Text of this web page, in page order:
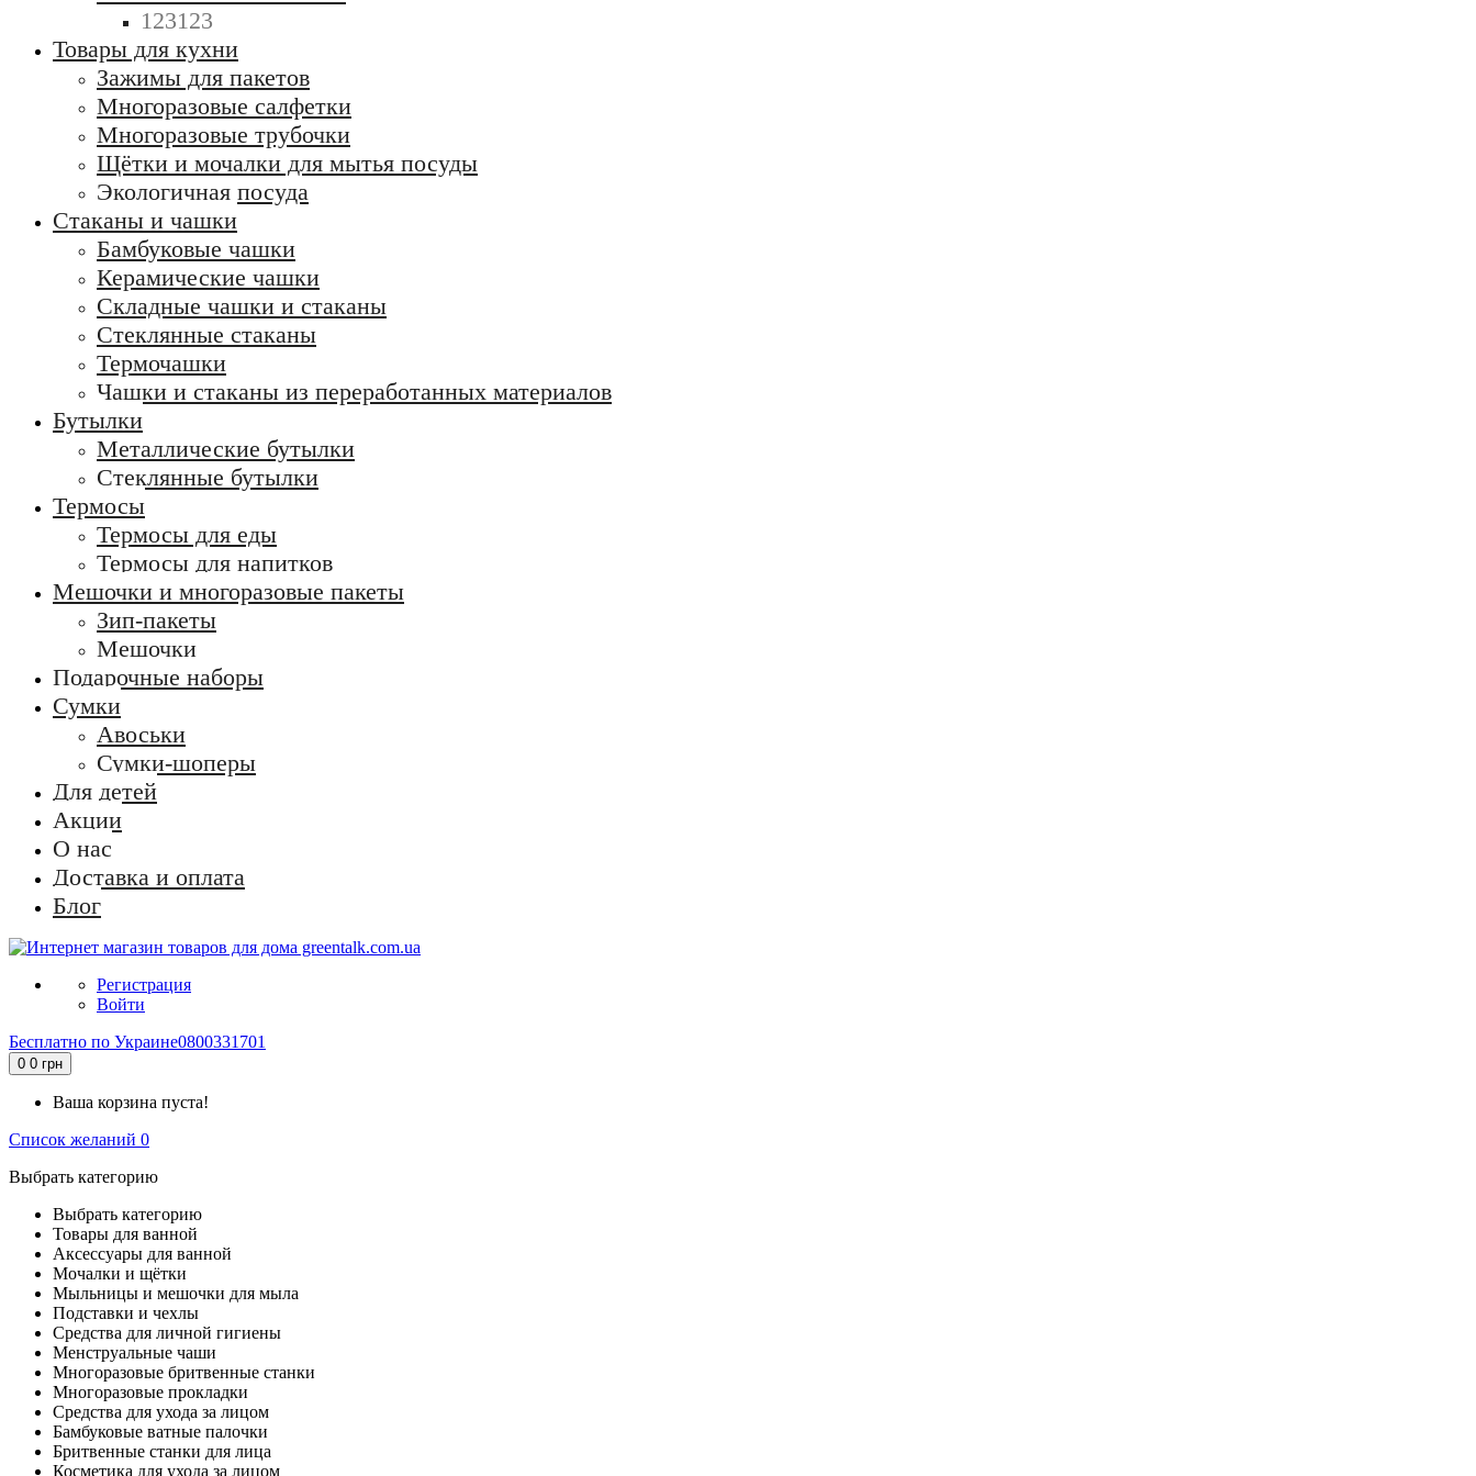
123123
Товары для кухни
Зажимы для пакетов
Многоразовые салфетки
Многоразовые трубочки
Щётки и мочалки для мытья посуды
Экологичная посуда
Стаканы и чашки
Бамбуковые чашки
Керамические чашки
Складные чашки и стаканы
Стеклянные стаканы
Термочашки
Чашки и стаканы из переработанных материалов
Бутылки
Металлические бутылки
Стеклянные бутылки
Термосы
Термосы для еды
Термосы для напитков
Мешочки и многоразовые пакеты
Зип-пакеты
Мешочки
Подарочные наборы
Сумки
Авоськи
Сумки-шоперы
Для детей
Акции
О нас
Доставка и оплата
Блог
Регистрация
Войти
Бесплатно по Украине0800331701
0 0 грн
Ваша корзина пуста!
Список желаний 0
Выбрать категорию
Выбрать категорию
Товары для ванной
Аксессуары для ванной
Мочалки и щётки
Мыльницы и мешочки для мыла
Подставки и чехлы
Средства для личной гигиены
Менструальные чаши
Многоразовые бритвенные станки
Многоразовые прокладки
Средства для ухода за лицом
Бамбуковые ватные палочки
Бритвенные станки для лица
Косметика для ухода за лицом